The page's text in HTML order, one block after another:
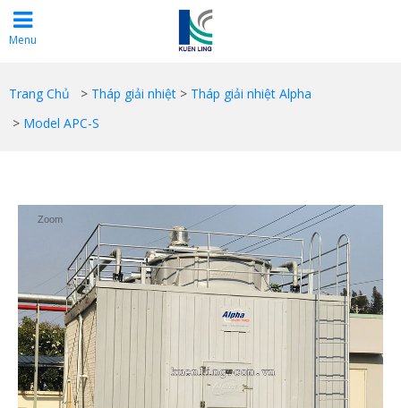
Menu
Trang Chủ > Tháp giải nhiệt > Tháp giải nhiệt Alpha
> Model APC-S
Zoom